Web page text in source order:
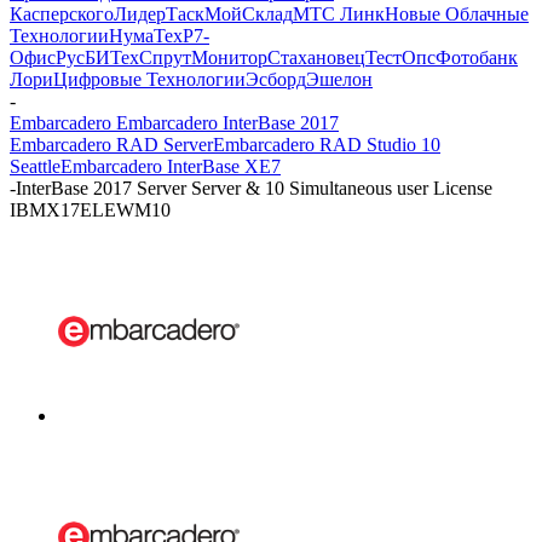
КасперскогоЛидерТаскМойСкладМТС ЛинкНовые Облачные
ТехнологииНумаТехР7-
ОфисРусБИТехСпрутМониторСтахановецТестОпсФотобанк
ЛориЦифровые ТехнологииЭсбордЭшелон
-
Embarcadero Embarcadero InterBase 2017
Embarcadero RAD ServerEmbarcadero RAD Studio 10
SeattleEmbarcadero InterBase XE7
-InterBase 2017 Server Server & 10 Simultaneous user License
IBMX17ELEWM10